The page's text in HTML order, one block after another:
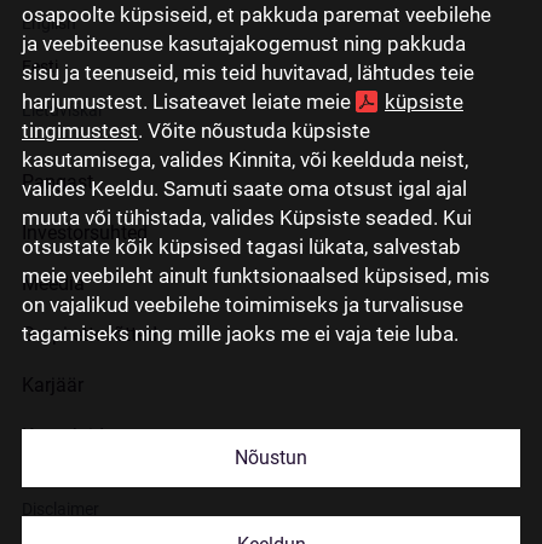
osapoolte küpsiseid, et pakkuda paremat veebilehe
ja veebiteenuse kasutajakogemust ning pakkuda
sisu ja teenuseid, mis teid huvitavad, lähtudes teie
harjumustest. Lisateavet leiate meie
küpsiste
tingimustest. Võite nõustuda küpsiste
kasutamisega, valides Kinnita, või keelduda neist,
valides Keeldu. Samuti saate oma otsust igal ajal
muuta või tühistada, valides Küpsiste seaded. Kui
otsustate kõik küpsised tagasi lükata, salvestab
meie veebileht ainult funktsionaalsed küpsised, mis
on vajalikud veebilehe toimimiseks ja turvalisuse
tagamiseks ning mille jaoks me ei vaja teie luba.
Nõustun
English
Eesti
Lietuviškai
Pangast
Investorsuhted
Meedia
Grupi ettevõtted
Kontaktid